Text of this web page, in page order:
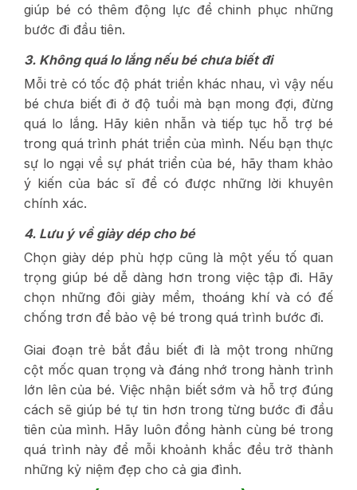
giúp bé có thêm động lực để chinh phục những
bước đi đầu tiên.
3. Không quá lo lắng nếu bé chưa biết đi
Mỗi trẻ có tốc độ phát triển khác nhau, vì vậy nếu
bé chưa biết đi ở độ tuổi mà bạn mong đợi, đừng
quá lo lắng. Hãy kiên nhẫn và tiếp tục hỗ trợ bé
trong quá trình phát triển của mình. Nếu bạn thực
sự lo ngại về sự phát triển của bé, hãy tham khảo
ý kiến của bác sĩ để có được những lời khuyên
chính xác.
4. Lưu ý về giày dép cho bé
Chọn giày dép phù hợp cũng là một yếu tố quan
trọng giúp bé dễ dàng hơn trong việc tập đi. Hãy
chọn những đôi giày mềm, thoáng khí và có đế
chống trơn để bảo vệ bé trong quá trình bước đi.
Giai đoạn trẻ bắt đầu biết đi là một trong những
cột mốc quan trọng và đáng nhớ trong hành trình
lớn lên của bé. Việc nhận biết sớm và hỗ trợ đúng
cách sẽ giúp bé tự tin hơn trong từng bước đi đầu
tiên của mình. Hãy luôn đồng hành cùng bé trong
quá trình này để mỗi khoảnh khắc đều trở thành
những kỷ niệm đẹp cho cả gia đình.